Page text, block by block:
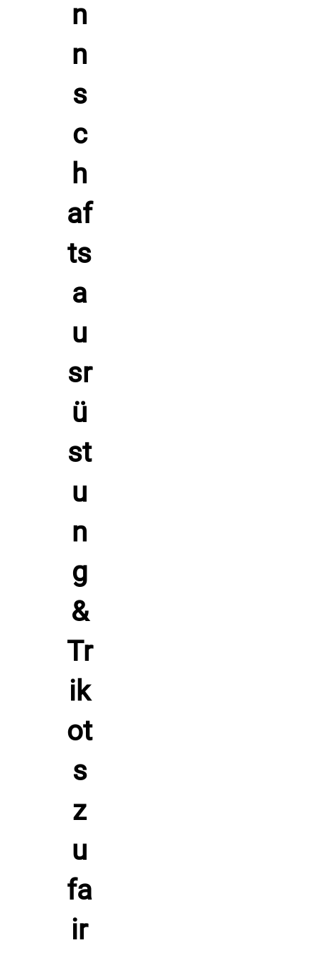
lauwarmem Wasser und mildem Waschmittel. Lasse den
Hitzequellen. Vermeide Bleichmittel und Weichspüler, um die
Fasern und den Logo-Aufdruck zu schonen.
Hol dir den EVO Ballsack für 12 Bälle von Acerbis und
organisiere dein Fußballtraining übersichtlich, haltbar und
Hersteller: ACERBIS, Italien 24021 Albino Via Serio 37,